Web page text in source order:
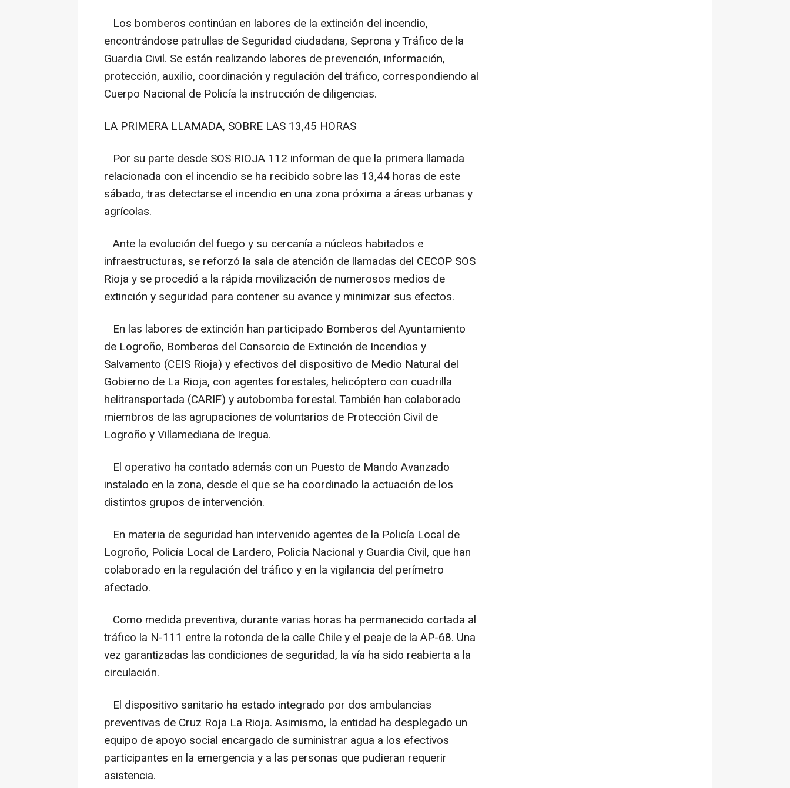
Los bomberos continúan en labores de la extinción del incendio,
encontrándose patrullas de Seguridad ciudadana, Seprona y Tráfico de la
Guardia Civil. Se están realizando labores de prevención, información,
protección, auxilio, coordinación y regulación del tráfico, correspondiendo al
Cuerpo Nacional de Policía la instrucción de diligencias.
LA PRIMERA LLAMADA, SOBRE LAS 13,45 HORAS
Por su parte desde SOS RIOJA 112 informan de que la primera llamada
relacionada con el incendio se ha recibido sobre las 13,44 horas de este
sábado, tras detectarse el incendio en una zona próxima a áreas urbanas y
agrícolas.
Ante la evolución del fuego y su cercanía a núcleos habitados e
infraestructuras, se reforzó la sala de atención de llamadas del CECOP SOS
Rioja y se procedió a la rápida movilización de numerosos medios de
extinción y seguridad para contener su avance y minimizar sus efectos.
En las labores de extinción han participado Bomberos del Ayuntamiento
de Logroño, Bomberos del Consorcio de Extinción de Incendios y
Salvamento (CEIS Rioja) y efectivos del dispositivo de Medio Natural del
Gobierno de La Rioja, con agentes forestales, helicóptero con cuadrilla
helitransportada (CARIF) y autobomba forestal. También han colaborado
miembros de las agrupaciones de voluntarios de Protección Civil de
Logroño y Villamediana de Iregua.
El operativo ha contado además con un Puesto de Mando Avanzado
instalado en la zona, desde el que se ha coordinado la actuación de los
distintos grupos de intervención.
En materia de seguridad han intervenido agentes de la Policía Local de
Logroño, Policía Local de Lardero, Policía Nacional y Guardia Civil, que han
colaborado en la regulación del tráfico y en la vigilancia del perímetro
afectado.
Como medida preventiva, durante varias horas ha permanecido cortada al
tráfico la N-111 entre la rotonda de la calle Chile y el peaje de la AP-68. Una
vez garantizadas las condiciones de seguridad, la vía ha sido reabierta a la
circulación.
El dispositivo sanitario ha estado integrado por dos ambulancias
preventivas de Cruz Roja La Rioja. Asimismo, la entidad ha desplegado un
equipo de apoyo social encargado de suministrar agua a los efectivos
participantes en la emergencia y a las personas que pudieran requerir
asistencia.